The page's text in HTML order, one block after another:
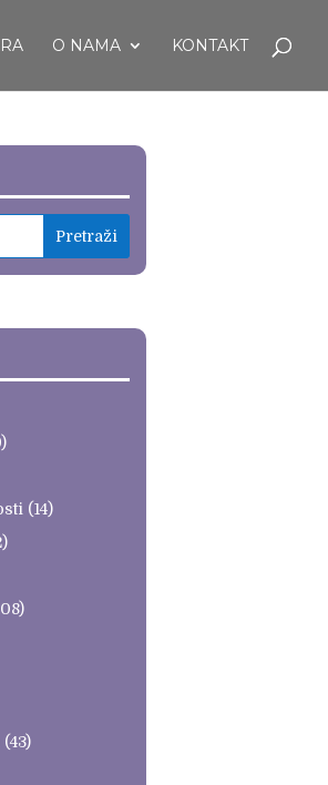
O NAMA KONTAKT
(14)
(43)